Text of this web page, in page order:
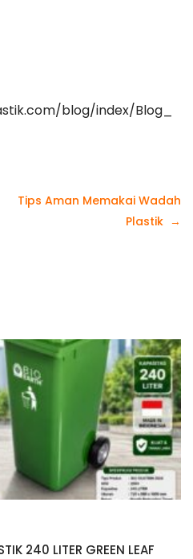
blog/index/Blog_
Tips Aman Memakai Wadah
Plastik
240 LITER GREEN LEAF